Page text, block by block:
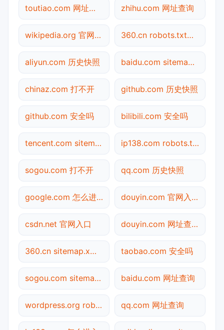
toutiao.com 网址查询 zhihu.com 网址查询
wikipedia.org 官网入口 360.cn robots.txt检测
aliyun.com 历史快照 baidu.com sitemap.xml检测
chinaz.com 打不开 github.com 历史快照
github.com 安全吗 bilibili.com 安全吗
tencent.com sitemap.xml检测 ip138.com robots.txt检测
sogou.com 打不开 qq.com 历史快照
google.com 怎么进入 douyin.com 官网入口
csdn.net 官网入口 douyin.com 网址查询
360.cn sitemap.xml检测 taobao.com 安全吗
sogou.com sitemap.xml检测 baidu.com 网址查询
wordpress.org robots.txt检测 qq.com 网址查询